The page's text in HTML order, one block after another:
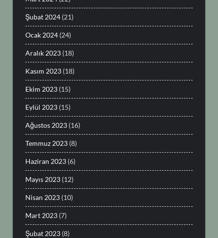
Şubat 2024 (21)
Ocak 2024 (24)
Aralık 2023 (18)
Kasım 2023 (18)
Ekim 2023 (15)
Eylül 2023 (15)
Ağustos 2023 (16)
Temmuz 2023 (8)
Haziran 2023 (6)
Mayıs 2023 (12)
Nisan 2023 (10)
Mart 2023 (7)
Şubat 2023 (8)